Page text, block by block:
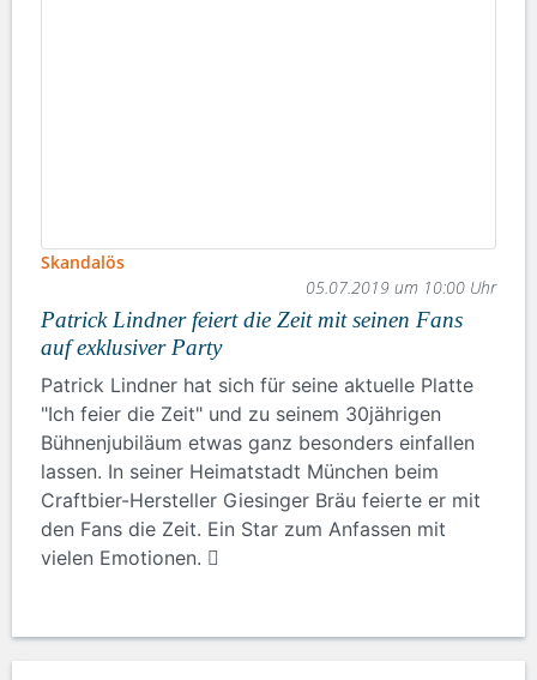
Skandalös
05.07.2019 um 10:00 Uhr
Patrick Lindner feiert die Zeit mit seinen Fans
auf exklusiver Party
Patrick Lindner hat sich für seine aktuelle Platte
"Ich feier die Zeit" und zu seinem 30jährigen
Bühnenjubiläum etwas ganz besonders einfallen
lassen. In seiner Heimatstadt München beim
Craftbier-Hersteller Giesinger Bräu feierte er mit
den Fans die Zeit. Ein Star zum Anfassen mit
vielen Emotionen.